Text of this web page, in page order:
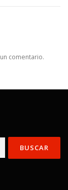
comentario.